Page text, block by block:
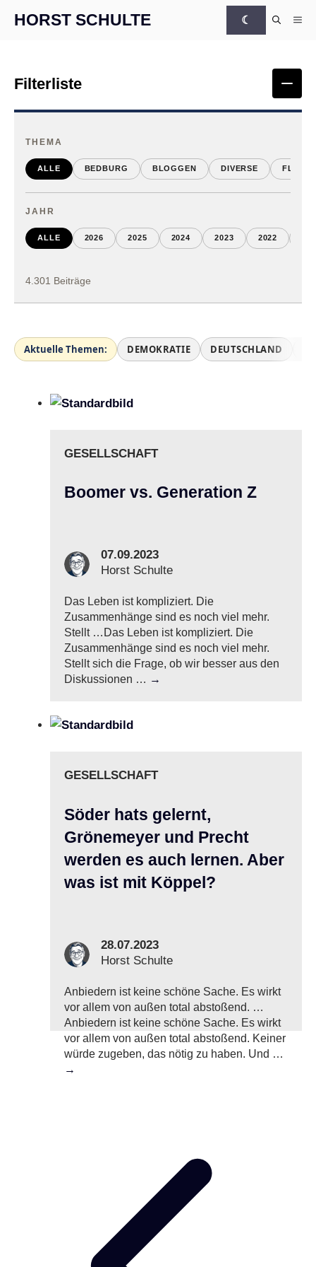
HORST SCHULTE ☾
Filterliste
THEMA
ALLE BEDBURG BLOGGEN DIVERSE
JAHR
ALLE 2026 2025 2024 2023 2022
4.301 Beiträge
Aktuelle Themen: DEMOKRATIE DEUTSCHLAND
GESELLSCHAFT
Boomer vs. Generation Z
07.09.2023
Horst Schulte
Das Leben ist kompliziert. Die
Zusammenhänge sind es noch viel mehr.
Stellt … Das Leben ist kompliziert. Die
Zusammenhänge sind es noch viel mehr.
Stellt sich die Frage, ob wir besser aus den
Diskussionen … →
GESELLSCHAFT
Söder hats gelernt,
Grönemeyer und Precht
werden es auch lernen. Aber
was ist mit Köppel?
28.07.2023
Horst Schulte
Anbiedern ist keine schöne Sache. Es wirkt
vor allem von außen total abstoßend. …
Anbiedern ist keine schöne Sache. Es wirkt
vor allem von außen total abstoßend. Keiner
würde zugeben, das nötig zu haben. Und …
→